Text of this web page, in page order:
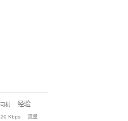
机 经验
Kbps 流量